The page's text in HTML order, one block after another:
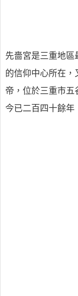
先嗇宮是三重地區
的信仰中心所在
帝，位於三重市
今已二百四十餘年